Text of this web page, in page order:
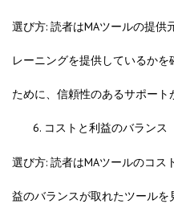
選び方: 読者はMAツールの提供
レーニングを提供しているか
ために、信頼性のあるサポート
コストと利益のバランス
選び方: 読者はMAツールのコ
益のバランスが取れたツール